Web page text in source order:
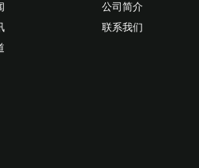
公司简介
联系我们